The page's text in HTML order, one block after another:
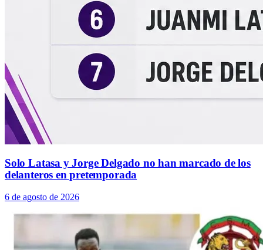
Solo Latasa y Jorge Delgado no han marcado de los
delanteros en pretemporada
6 de agosto de 2026